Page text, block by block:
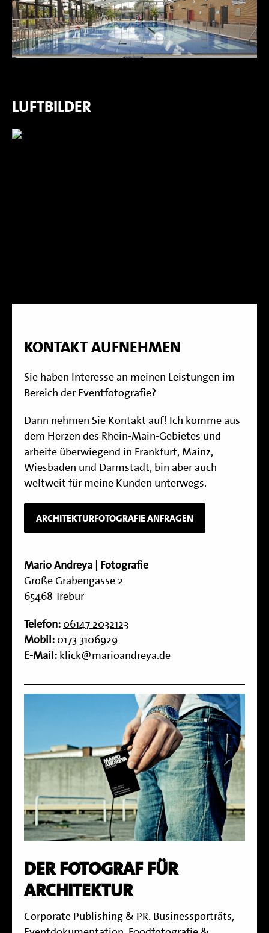
LUFTBILDER
KONTAKT AUFNEHMEN
Sie haben Interesse an meinen Leistungen im
Bereich der Eventfotografie?
Dann nehmen Sie Kontakt auf! Ich komme aus
dem Herzen des Rhein-Main-Gebietes und
arbeite überwiegend in Frankfurt, Mainz,
Wiesbaden und Darmstadt, bin aber auch
weltweit für meine Kunden unterwegs.
ARCHITEKTURFOTOGRAFIE ANFRAGEN
Mario Andreya | Fotografie
Große Grabengasse 2
65468 Trebur
Telefon: 06147 2032123
Mobil: 0173 3106929
E-Mail: klick@marioandreya.de
DER FOTOGRAF FÜR
ARCHITEKTUR
Corporate Publishing & PR. Businessporträts,